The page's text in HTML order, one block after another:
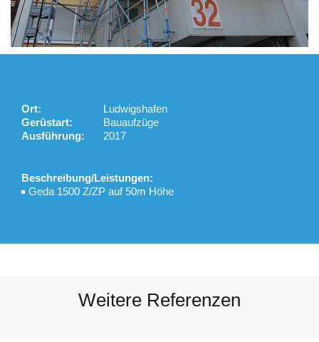
Ort:
Ludwigshafen
Gerüstart:
Bauaufzüge
Ausführung:
2017
Beschreibung/Leistungen:
Geda 1500 Z/ZP auf 50m Höhe
Weitere Referenzen